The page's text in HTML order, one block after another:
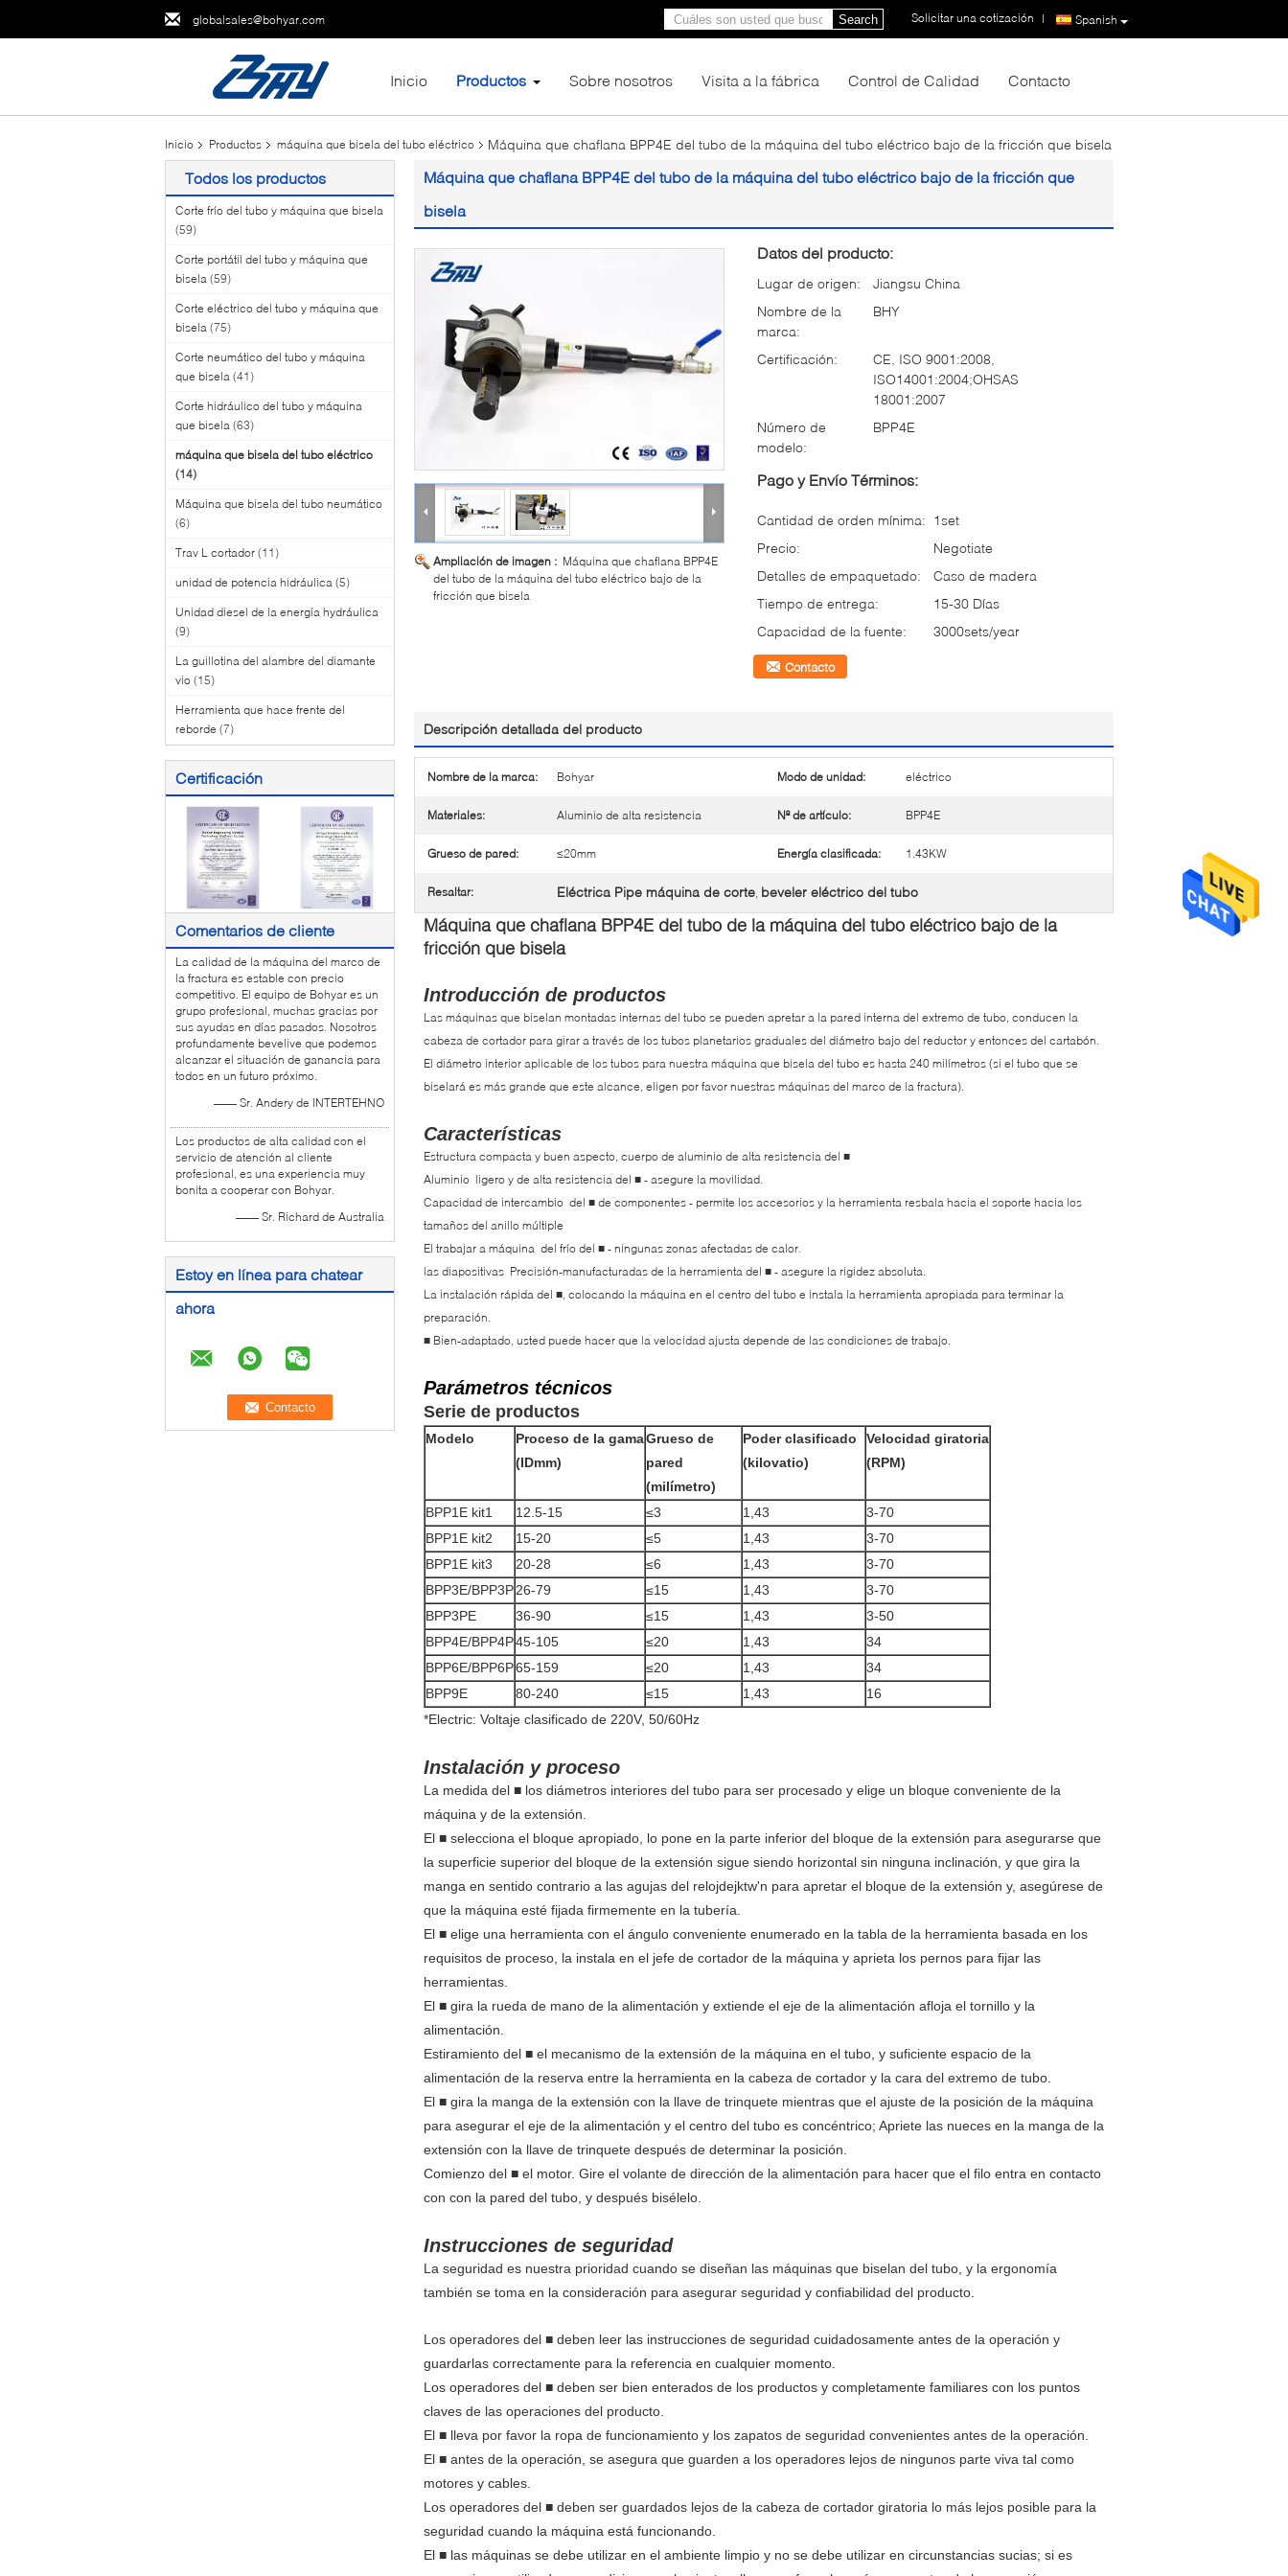
globalsales@bohyar.com Spanish
Solicitar una cotización |
Search
Inicio Productos Sobre nosotros Visita a la fábrica Control de Calidad Contacto
Inicio Productos máquina que bisela del tubo eléctrico Máquina que chaflana BPP4E del tubo de la máquina del tubo eléctrico bajo de la fricción que bisela
Todos los productos
Corte frío del tubo y máquina que bisela
(59)
Corte portátil del tubo y máquina que
bisela (59)
Corte eléctrico del tubo y máquina que
bisela (75)
Corte neumático del tubo y máquina
que bisela (41)
Corte hidráulico del tubo y máquina
que bisela (63)
máquina que bisela del tubo eléctrico
(14)
Máquina que bisela del tubo neumático
(6)
Trav L cortador (11)
unidad de potencia hidráulica (5)
Unidad diesel de la energía hydráulica
(9)
La guillotina del alambre del diamante
vio (15)
Herramienta que hace frente del
reborde (7)
Certificación
Comentarios de cliente
La calidad de la máquina del marco de
la fractura es estable con precio
competitivo. El equipo de Bohyar es un
grupo profesional, muchas gracias por
sus ayudas en días pasados. Nosotros
profundamente bevelive que podemos
alcanzar el situación de ganancia para
todos en un futuro próximo.
—— Sr. Andery de INTERTEHNO
Los productos de alta calidad con el
servicio de atención al cliente
profesional, es una experiencia muy
bonita a cooperar con Bohyar.
—— Sr. Richard de Australia
Estoy en línea para chatear
ahora
Máquina que chaflana BPP4E del tubo de la máquina del tubo eléctrico bajo de la fricción que
bisela
Ampliación de imagen : Máquina que chaflana BPP4E
del tubo de la máquina del tubo eléctrico bajo de la
fricción que bisela
Datos del producto:
Lugar de origen:
Jiangsu China
Nombre de la
marca:
BHY
Certificación:
CE, ISO 9001:2008,
ISO14001:2004;OHSAS
18001:2007
Número de
modelo:
BPP4E
Pago y Envío Términos:
Cantidad de orden mínima: 1set
Precio:
Negotiate
Detalles de empaquetado:
Caso de madera
Tiempo de entrega:
15-30 Días
Capacidad de la fuente:
3000sets/year
Contacto
Descripción detallada del producto
Nombre de la marca: Bohyar Modo de unidad: eléctrico
Materiales: Aluminio de alta resistencia Nº de artículo: BPP4E
Grueso de pared: ≤20mm Energía clasificada: 1.43KW
Resaltar: Eléctrica Pipe máquina de corte, beveler eléctrico del tubo
Máquina que chaflana BPP4E del tubo de la máquina del tubo eléctrico bajo de la
fricción que bisela
Introducción de productos
Las máquinas que biselan montadas internas del tubo se pueden apretar a la pared interna del extremo de tubo, conducen la
cabeza de cortador para girar a través de los tubos planetarios graduales del diámetro bajo del reductor y entonces del cartabón.
El diámetro interior aplicable de los tubos para nuestra máquina que bisela del tubo es hasta 240 milímetros (si el tubo que se
biselará es más grande que este alcance, eligen por favor nuestras máquinas del marco de la fractura).
Características
Estructura compacta y buen aspecto, cuerpo de aluminio de alta resistencia del ■
Aluminio ligero y de alta resistencia del ■ - asegure la movilidad.
Capacidad de intercambio del ■ de componentes - permite los accesorios y la herramienta resbala hacia el soporte hacia los
tamaños del anillo múltiple
El trabajar a máquina del frío del ■ - ningunas zonas afectadas de calor.
las diapositivas Precisión-manufacturadas de la herramienta del ■ - asegure la rigidez absoluta.
La instalación rápida del ■, colocando la máquina en el centro del tubo e instala la herramienta apropiada para terminar la
preparación.
■ Bien-adaptado, usted puede hacer que la velocidad ajusta depende de las condiciones de trabajo.
Parámetros técnicos
Serie de productos
Modelo
Proceso de la gama
(IDmm)
Grueso de
pared
(milímetro)
Poder clasificado
(kilovatio)
Velocidad giratoria
(RPM)
BPP1E kit1 12.5-15 ≤3 1,43
3-70
BPP1E kit2
15-20 ≤5 1,43
3-70
BPP1E kit3
20-28 ≤6 1,43
3-70
BPP3E/BPP3P26-79 ≤15 1,43
3-70
BPP3PE
36-90 ≤15 1,43
3-50
BPP4E/BPP4P45-105 ≤20 1,43
34
BPP6E/BPP6P65-159 ≤20 1,43
34
BPP9E
80-240 ≤15 1,43
16
*Electric: Voltaje clasificado de 220V, 50/60Hz
Instalación y proceso
La medida del ■ los diámetros interiores del tubo para ser procesado y elige un bloque conveniente de la
máquina y de la extensión.
El ■ selecciona el bloque apropiado, lo pone en la parte inferior del bloque de la extensión para asegurarse que
la superficie superior del bloque de la extensión sigue siendo horizontal sin ninguna inclinación, y que gira la
manga en sentido contrario a las agujas del relojdejktw'n para apretar el bloque de la extensión y, asegúrese de
que la máquina esté fijada firmemente en la tubería.
El ■ elige una herramienta con el ángulo conveniente enumerado en la tabla de la herramienta basada en los
requisitos de proceso, la instala en el jefe de cortador de la máquina y aprieta los pernos para fijar las
herramientas.
El ■ gira la rueda de mano de la alimentación y extiende el eje de la alimentación afloja el tornillo y la
alimentación.
Estiramiento del ■ el mecanismo de la extensión de la máquina en el tubo, y suficiente espacio de la
alimentación de la reserva entre la herramienta en la cabeza de cortador y la cara del extremo de tubo.
El ■ gira la manga de la extensión con la llave de trinquete mientras que el ajuste de la posición de la máquina
para asegurar el eje de la alimentación y el centro del tubo es concéntrico; Apriete las nueces en la manga de la
extensión con la llave de trinquete después de determinar la posición.
Comienzo del ■ el motor. Gire el volante de dirección de la alimentación para hacer que el filo entra en contacto
con con la pared del tubo, y después bisélelo.
Instrucciones de seguridad
La seguridad es nuestra prioridad cuando se diseñan las máquinas que biselan del tubo, y la ergonomía
también se toma en la consideración para asegurar seguridad y confiabilidad del producto.
Los operadores del ■ deben leer las instrucciones de seguridad cuidadosamente antes de la operación y
guardarlas correctamente para la referencia en cualquier momento.
Los operadores del ■ deben ser bien enterados de los productos y completamente familiares con los puntos
claves de las operaciones del producto.
El ■ lleva por favor la ropa de funcionamiento y los zapatos de seguridad convenientes antes de la operación.
El ■ antes de la operación, se asegura que guarden a los operadores lejos de ningunos parte viva tal como
motores y cables.
Los operadores del ■ deben ser guardados lejos de la cabeza de cortador giratoria lo más lejos posible para la
seguridad cuando la máquina está funcionando.
El ■ las máquinas se debe utilizar en el ambiente limpio y no se debe utilizar en circunstancias sucias; si es